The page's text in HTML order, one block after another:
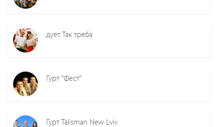
дует Так треба
Гурт "Фест"
Гурт Talisman New Lviv